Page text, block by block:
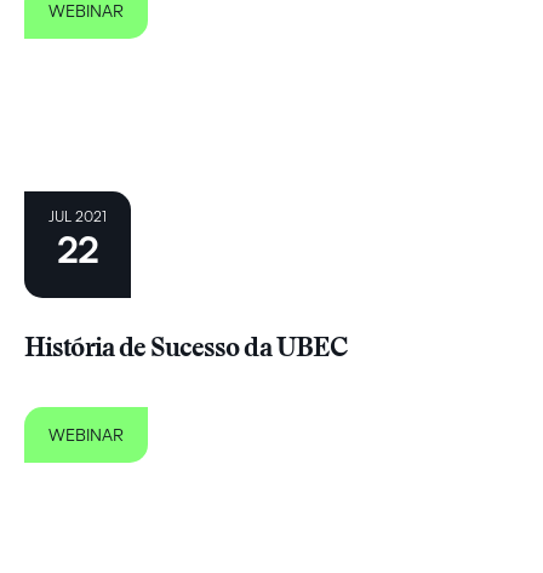
WEBINAR
JUL 2021
22
História de Sucesso da UBEC
WEBINAR